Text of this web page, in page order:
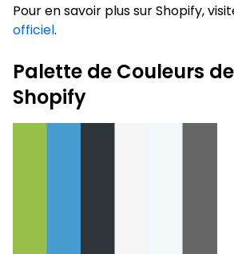
Pour en savoir plus sur Shopify,
officiel.
Palette de Couleurs
Shopify